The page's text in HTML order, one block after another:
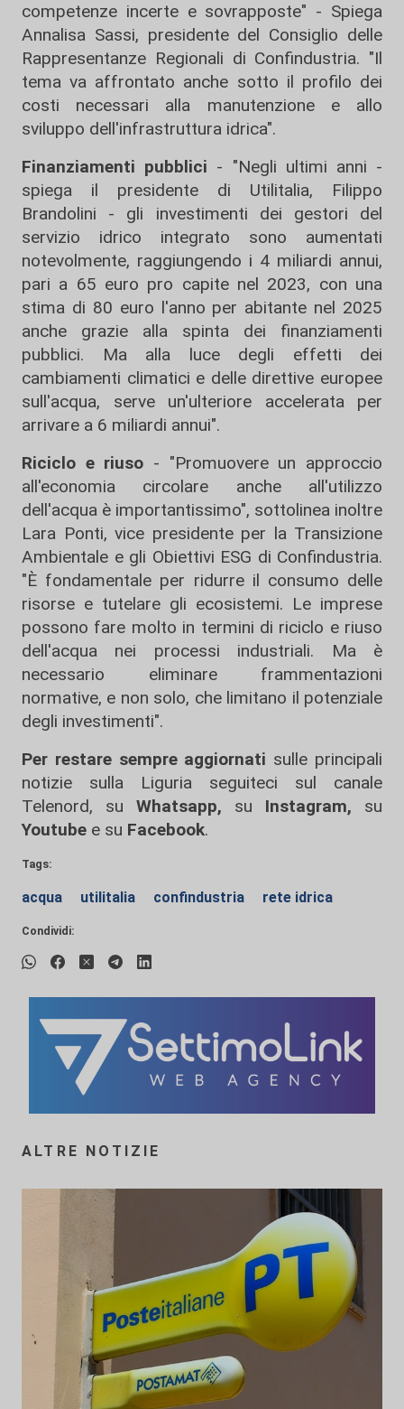
competenze incerte e sovrapposte" - Spiega
Annalisa Sassi, presidente del Consiglio delle
Rappresentanze Regionali di Confindustria. "Il
tema va affrontato anche sotto il profilo dei
costi necessari alla manutenzione e allo
sviluppo dell'infrastruttura idrica".
Finanziamenti pubblici - "Negli ultimi anni -
spiega il presidente di Utilitalia, Filippo
Brandolini - gli investimenti dei gestori del
servizio idrico integrato sono aumentati
notevolmente, raggiungendo i 4 miliardi annui,
pari a 65 euro pro capite nel 2023, con una
stima di 80 euro l'anno per abitante nel 2025
anche grazie alla spinta dei finanziamenti
pubblici. Ma alla luce degli effetti dei
cambiamenti climatici e delle direttive europee
sull'acqua, serve un'ulteriore accelerata per
arrivare a 6 miliardi annui".
Riciclo e riuso - "Promuovere un approccio
all'economia circolare anche all'utilizzo
dell'acqua è importantissimo", sottolinea inoltre
Lara Ponti, vice presidente per la Transizione
Ambientale e gli Obiettivi ESG di Confindustria.
"È fondamentale per ridurre il consumo delle
risorse e tutelare gli ecosistemi. Le imprese
possono fare molto in termini di riciclo e riuso
dell'acqua nei processi industriali. Ma è
necessario eliminare frammentazioni
normative, e non solo, che limitano il potenziale
degli investimenti".
Per restare sempre aggiornati sulle principali
notizie sulla Liguria seguiteci sul canale
Telenord, su
Whatsapp, su Instagram, su
Youtube e su Facebook.
Tags:
acqua utilitalia confindustria rete idrica
Condividi:
ALTRE NOTIZIE